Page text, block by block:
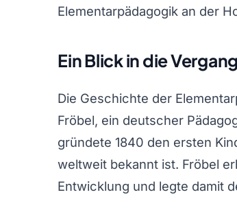
Elementarpädagogik an der
Ein Blick in die
Die Geschichte der
Fröbel, ein deutscher
gründete 1840 den ersten
weltweit bekannt ist. Fröbel
Entwicklung und legte damit